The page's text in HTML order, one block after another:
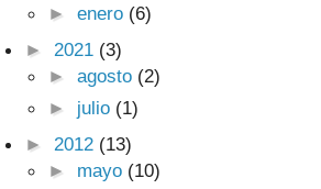
►enero (6)
► 2021 (3)
►agosto (2)
► julio (1)
► 2012 (13)
► mayo (10)